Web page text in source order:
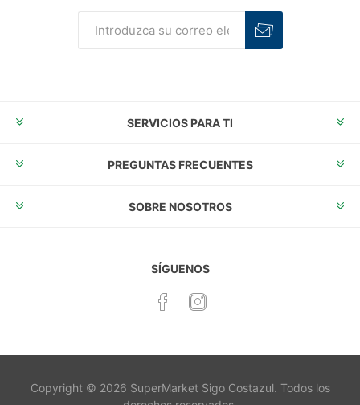
SERVICIOS PARA TI
PREGUNTAS FRECUENTES
SOBRE NOSOTROS
SÍGUENOS
Copyright © 2026 SuperMarket Sigo Costazul. Todos los